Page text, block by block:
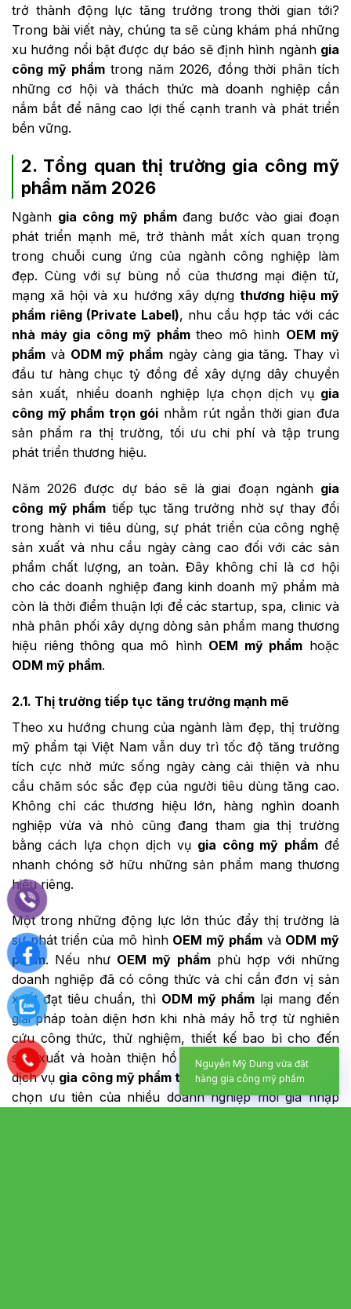
Nguyễn Mỹ Dung vừa đặt
hàng gia công mỹ phẩm
trở thành động lực tăng trưởng trong thời gian tới?
Trong bài viết này, chúng ta sẽ cùng khám phá những
xu hướng nổi bật được dự báo sẽ định hình ngành gia
công mỹ phẩm trong năm 2026, đồng thời phân tích
những cơ hội và thách thức mà doanh nghiệp cần
nắm bắt để nâng cao lợi thế cạnh tranh và phát triển
bền vững.
2. Tổng quan thị trường gia công mỹ
phẩm năm 2026
Ngành gia công mỹ phẩmđang bước vào giai đoạn
phát triển mạnh mẽ, trở thành mắt xích quan trọng
trong chuỗi cung ứng của ngành công nghiệp làm
đẹp. Cùng với sự bùng nổ của thương mại điện tử,
mạng xã hội và xu hướng xây dựng thương hiệu mỹ
phẩm riêng (Private Label), nhu cầu hợp tác với các
nhà máy gia công mỹ phẩmtheo mô hình OEM mỹ
phẩm và ODM mỹ phẩm ngày càng gia tăng. Thay vì
đầu tư hàng chục tỷ đồng để xây dựng dây chuyền
sản xuất, nhiều doanh nghiệp lựa chọn dịch vụ gia
công mỹ phẩm trọn gói nhằm rút ngắn thời gian đưa
sản phẩm ra thị trường, tối ưu chi phí và tập trung
phát triển thương hiệu.
Năm 2026 được dự báo sẽ là giai đoạn ngành gia
công mỹ phẩm tiếp tục tăng trưởng nhờ sự thay đổi
trong hành vi tiêu dùng, sự phát triển của công nghệ
sản xuất và nhu cầu ngày càng cao đối với các sản
phẩm chất lượng, an toàn. Đây không chỉ là cơ hội
cho các doanh nghiệp đang kinh doanh mỹ phẩm mà
còn là thời điểm thuận lợi để các startup, spa, clinic và
nhà phân phối xây dựng dòng sản phẩm mang thương
hiệu riêng thông qua mô hình OEM mỹ phẩm hoặc
ODM mỹ phẩm.
2.1. Thị trường tiếp tục tăng trưởng mạnh mẽ
Theo xu hướng chung của ngành làm đẹp, thị trường
mỹ phẩm tại Việt Nam vẫn duy trì tốc độ tăng trưởng
tích cực nhờ mức sống ngày càng cải thiện và nhu
cầu chăm sóc sắc đẹp của người tiêu dùng tăng cao.
Không chỉ các thương hiệu lớn, hàng nghìn doanh
nghiệp vừa và nhỏ cũng đang tham gia thị trường
bằng cách lựa chọn dịch vụ gia công mỹ phẩmđể
nhanh chóng sở hữu những sản phẩm mang thương
hiệu riêng.
Một trong những động lực lớn thúc đẩy thị trường là
sự phát triển của mô hình OEM mỹ phẩmvà ODM mỹ
phẩm. Nếu như OEM mỹ phẩmphù hợp với những
doanh nghiệp đã có công thức và chỉ cần đơn vị sản
xuất đạt tiêu chuẩn, thì ODM mỹ phẩm lại mang đến
giải pháp toàn diện hơn khi nhà máy hỗ trợ từ nghiên
cứu công thức, thử nghiệm, thiết kế bao bì cho đến
sản xuất và hoàn thiện hồ sơ pháp lý. Chính vì vậy,
dịch vụ gia công mỹ phẩm trọn góiđang trở thành lựa
chọn ưu tiên của nhiều doanh nghiệp mới gia nhập